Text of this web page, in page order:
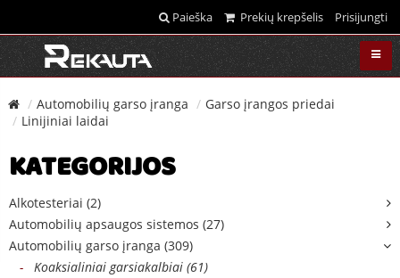
Paieška Prekių krepšelis Prisijungti
Automobilių garso įranga
Garso įrangos priedai
Linijiniai laidai
KATEGORIJOS
Alkotesteriai (2)
Automobilių apsaugos sistemos (27)
Automobilių garso įranga (309)
- Koaksialiniai garsiakalbiai (61)